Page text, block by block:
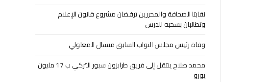
نقابتا الصحافة والمحررين ترفضان مشروع قانون الإعلام
وتطالبان بسحبه للدرس
وفاة رئيس مجلس النواب السابق ميشال المعلولي
محمد صلاح ينتقل إلى فريق طرابزون سبور التركي ب 17 مليون
يورو